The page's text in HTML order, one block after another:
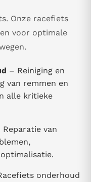
Onze racefiets
voor optimale
– Reiniging en
van remmen en
alle kritieke
Reparatie van
onderhoud